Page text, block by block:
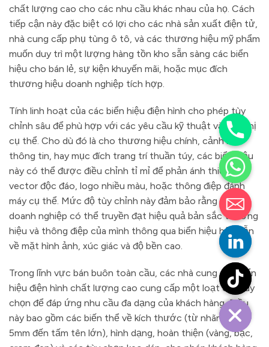
chất lượng cao cho các nhu cầu khác nhau của họ. Cách
tiếp cận này đặc biệt có lợi cho các nhà sản xuất điện tử,
nhà cung cấp phụ tùng ô tô, và các thương hiệu mỹ phẩm
muốn duy trì một lượng hàng tồn kho sẵn sàng các biển
hiệu cho bán lẻ, sự kiện khuyến mãi, hoặc mục đích
thương hiệu doanh nghiệp tích hợp.
Tính linh hoạt của các biển hiệu điện hình cho phép tùy
chỉnh sâu để phù hợp với các yêu cầu kỹ thuật và tiếp thị
cụ thể. Cho dù đó là cho thương hiệu chính, cảnh báo
thông tin, hay mục đích trang trí thuần túy, các biển hiệu
này có thể được điều chỉnh tỉ mỉ để phản ánh thiết kế
vector độc đáo, logo nhiều màu, hoặc thông điệp đánh
máy cụ thể. Mức độ tùy chỉnh này đảm bảo rằng các
doanh nghiệp có thể truyền đạt hiệu quả bản sắc thương
hiệu và thông điệp của mình thông qua biển hiệu hấp dẫn
về mặt hình ảnh, xúc giác và độ bền cao.
Trong lĩnh vực bán buôn toàn cầu, các nhà cung cấp biển
hiệu điện hình chất lượng cao cung cấp một loạt các tùy
chọn để đáp ứng nhu cầu đa dạng của khách hàng. Điều
này bao gồm các biến thể về kích thước (từ nhãn nhỏ
5mm đến tấm tên lớn), hình dạng, hoàn thiện (vàng, bạc,